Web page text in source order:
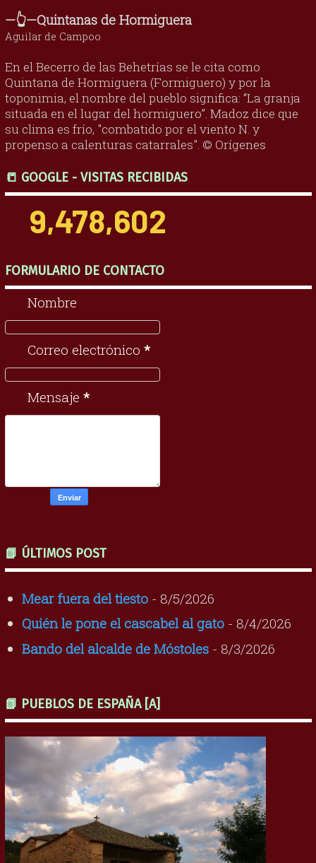
—👆—Quintanas de Hormiguera
Aguilar de Campoo
En el Becerro de las Behetrías se le cita como
Quintana de Hormiguera (Formiguero) y por la
toponimia, el nombre del pueblo significa: “La granja
situada en el lugar del hormiguero”. Madoz dice que
su clima es frío, "combatido por el viento N. y
propenso a calenturas catarrales". © Orígenes
📒 GOOGLE - VISITAS RECIBIDAS
9,478,602
FORMULARIO DE CONTACTO
Nombre
Correo electrónico *
Mensaje *
📗 ÚLTIMOS POST
Mear fuera del tiesto- 8/5/2026
Quién le pone el cascabel al gato- 8/4/2026
Bando del alcalde de Móstoles- 8/3/2026
📗 PUEBLOS DE ESPAÑA [A]